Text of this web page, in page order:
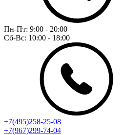
Пн-Пт: 9:00 - 20:00
Сб-Вс: 10:00 - 18:00
+7(495)258-25-08
+7(967)299-74-04